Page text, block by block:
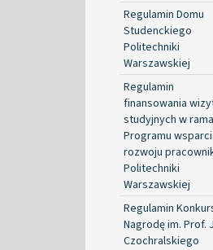
Regulamin Domu
Studenckiego
Politechniki
Warszawskiej
Regulamin
finansowania
studyjnych w
Programu
rozwoju
Politechniki
Warszawskiej
Regulamin
Nagrodę im. Prof.
Czochralskiego